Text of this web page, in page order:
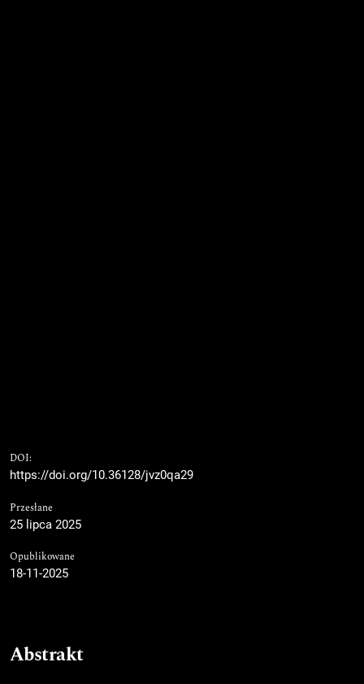
DOI:
https://doi.org/10.36128/jvz0qa29
Przesłane
25 lipca 2025
Opublikowane
18-11-2025
Abstrakt